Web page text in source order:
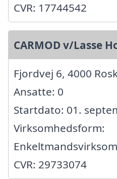
CVR: 17744542
CARMOD v/Lasse
Fjordvej 6, 4000
Ansatte: 0
Startdato: 01.
Virksomhedsform:
CVR: 29733074